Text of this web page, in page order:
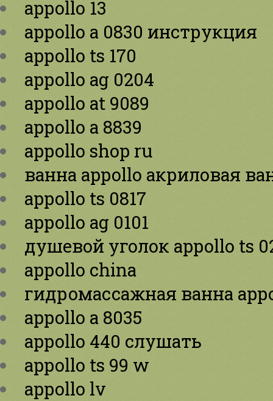
appollo 13
appollo a 0830 инструкция
appollo ts 170
appollo ag 0204
appollo at 9089
appollo a 8839
appollo shop ru
ванна appollo акриловая
appollo ts 0817
appollo ag 0101
душевой уголок appollo ts
appollo china
гидромассажная ванна
appollo a 8035
appollo 440 слушать
appollo ts 99 w
appollo lv